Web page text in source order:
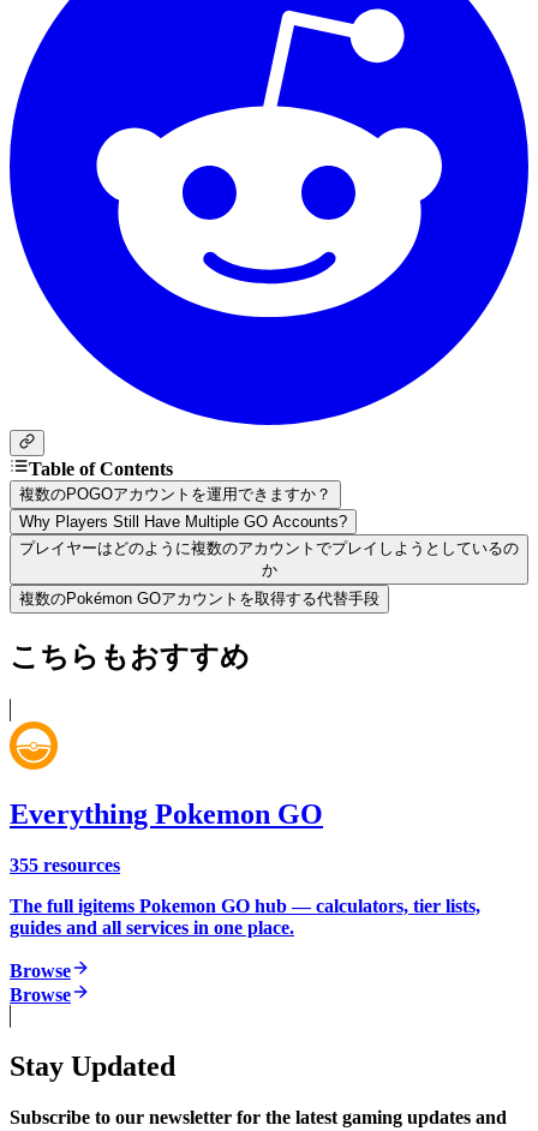
Table of Contents
複数のPOGOアカウントを運用できますか？
Why Players Still Have Multiple GO Accounts?
プレイヤーはどのように複数のアカウントでプレイしようとしているの
か
複数のPokémon GOアカウントを取得する代替手段
こちらもおすすめ
Everything Pokemon GO
355 resources
The full igitems Pokemon GO hub — calculators, tier lists,
guides and all services in one place.
Browse
Browse
Stay Updated
Subscribe to our newsletter for the latest gaming updates and